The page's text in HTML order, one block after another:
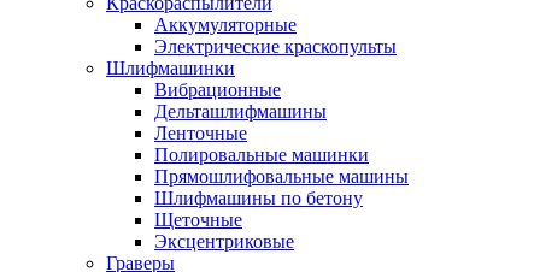
Аккумуляторные
Электрические краскопульты
Шлифмашинки
Вибрационные
Дельташлифмашины
Ленточные
Полировальные машинки
Прямошлифовальные машины
Шлифмашины по бетону
Щеточные
Эксцентриковые
Граверы